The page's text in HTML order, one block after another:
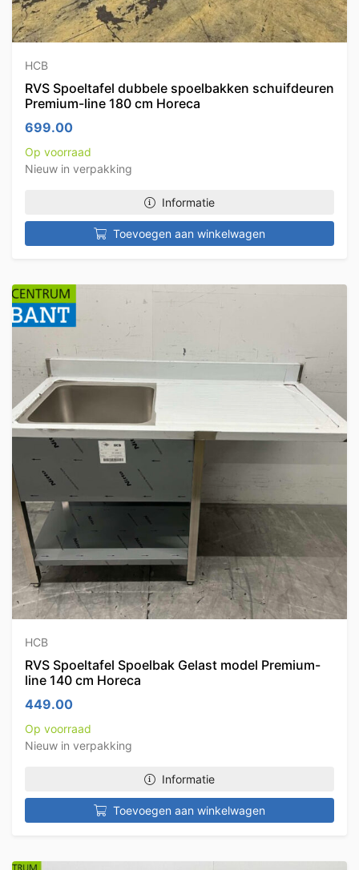
HCB
RVS Spoeltafel dubbele spoelbakken schuifdeuren
Premium-line 180 cm Horeca
699.00
Op voorraad
Nieuw in verpakking
Informatie
Toevoegen aan winkelwagen
HCB
RVS Spoeltafel Spoelbak Gelast model Premium-
line 140 cm Horeca
449.00
Op voorraad
Nieuw in verpakking
Informatie
Toevoegen aan winkelwagen